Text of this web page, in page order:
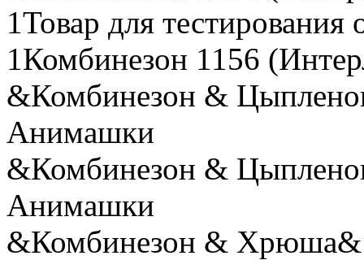
1Товар для тестирования
1Комбинезон 1156
&Комбинезон &
Анимашки
&Комбинезон &
Анимашки
&Комбинезон & Хрюша&